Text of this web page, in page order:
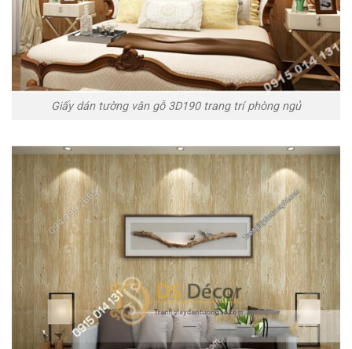
Giấy dán tường vân gỗ 3D190 trang trí phòng ngủ